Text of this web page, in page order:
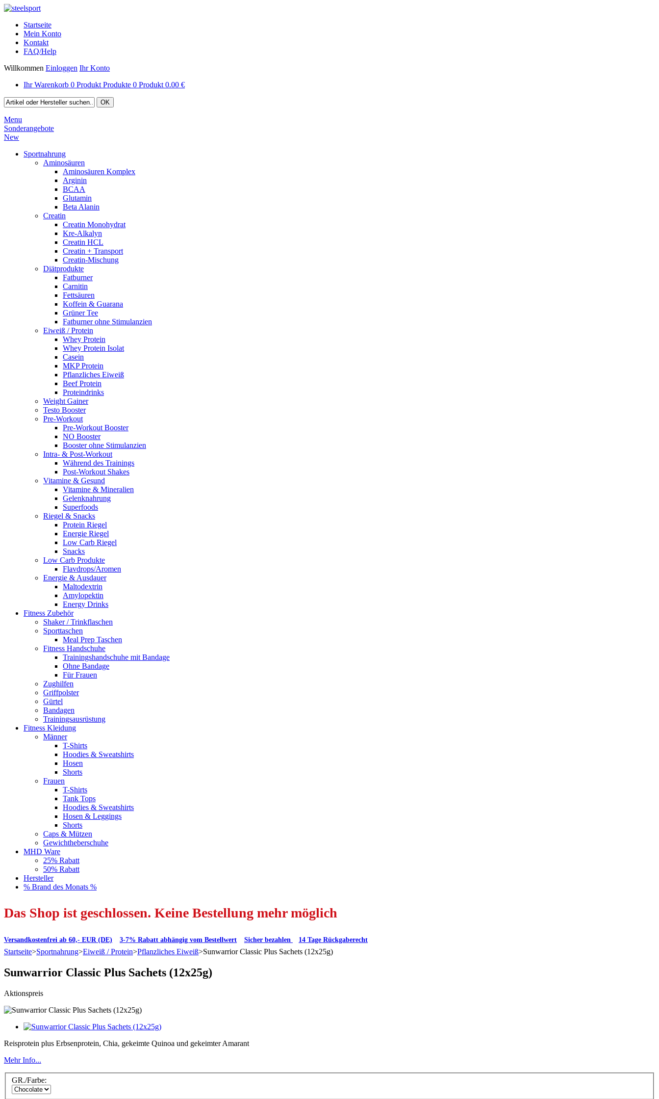
Startseite
Mein Konto
Kontakt
FAQ/Help
Willkommen Einloggen Ihr Konto
Ihr Warenkorb 0 Produkt Produkte 0 Produkt 0.00 €
Menu
Sonderangebote
New
Sportnahrung
Aminosäuren
Aminosäuren Komplex
Arginin
BCAA
Glutamin
Beta Alanin
Creatin
Creatin Monohydrat
Kre-Alkalyn
Creatin HCL
Creatin + Transport
Creatin-Mischung
Diätprodukte
Fatburner
Carnitin
Fettsäuren
Koffein & Guarana
Grüner Tee
Fatburner ohne Stimulanzien
Eiweiß / Protein
Whey Protein
Whey Protein Isolat
Casein
MKP Protein
Pflanzliches Eiweiß
Beef Protein
Proteindrinks
Weight Gainer
Testo Booster
Pre-Workout
Pre-Workout Booster
NO Booster
Booster ohne Stimulanzien
Intra- & Post-Workout
Während des Trainings
Post-Workout Shakes
Vitamine & Gesund
Vitamine & Mineralien
Gelenknahrung
Superfoods
Riegel & Snacks
Protein Riegel
Energie Riegel
Low Carb Riegel
Snacks
Low Carb Produkte
Flavdrops/Aromen
Energie & Ausdauer
Maltodextrin
Amylopektin
Energy Drinks
Fitness Zubehör
Shaker / Trinkflaschen
Sporttaschen
Meal Prep Taschen
Fitness Handschuhe
Trainingshandschuhe mit Bandage
Ohne Bandage
Für Frauen
Zughilfen
Griffpolster
Gürtel
Bandagen
Trainingsausrüstung
Fitness Kleidung
Männer
T-Shirts
Hoodies & Sweatshirts
Hosen
Shorts
Frauen
T-Shirts
Tank Tops
Hoodies & Sweatshirts
Hosen & Leggings
Shorts
Caps & Mützen
Gewichtheberschuhe
MHD Ware
25% Rabatt
50% Rabatt
Hersteller
% Brand des Monats %
Das Shop ist geschlossen. Keine Bestellung mehr möglich
Versandkostenfrei ab 60,- EUR (DE) 3-7% Rabatt abhängig vom Bestellwert Sicher bezahlen 14 Tage Rückgaberecht
Startseite>Sportnahrung>Eiweiß / Protein>Pflanzliches Eiweiß>Sunwarrior Classic Plus Sachets (12x25g)
Sunwarrior Classic Plus Sachets (12x25g)
Aktionspreis
Reisprotein plus Erbsenprotein, Chia, gekeimte Quinoa und gekeimter Amarant
Mehr Info...
GR./Farbe: